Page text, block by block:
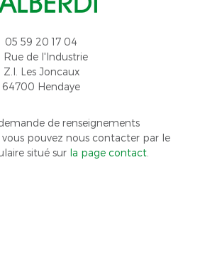
05 59 20 17 04
Rue de l'Industrie
Z.I. Les Joncaux
64700 Hendaye
de renseignements
pouvez nous contacter par le
situé sur la page contact.